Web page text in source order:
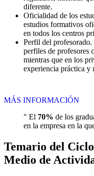
diferente.
Oficialidad de los
estudios formativos
en todos los centros
Perfil del profesorado.
perfiles de profesores
mientras que en los
experiencia práctica y
MÁS INFORMACIÓN
" El 70% de los
en la empresa en la
Temario del
Medio de